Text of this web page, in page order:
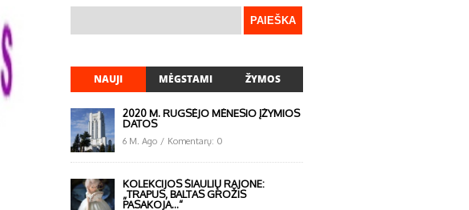
NAUJI MĖGSTAMI ŽYMOS
2020 M. RUGSĖJO MĖNESIO ĮŽYMIOS
DATOS
6 M. Ago / Komentarų: 0
KOLEKCIJOS ŠIAULIŲ RAJONE:
„TRAPUS, BALTAS GROŽIS
PASAKOJA…“